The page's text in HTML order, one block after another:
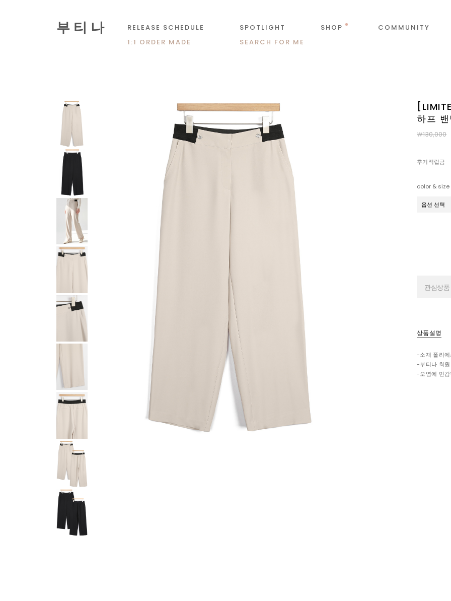
부 티 나 RELEASE SCHEDULE SPOTLIGHT SHOP
COMMUNITY
1:1 ORDER MADE
SEARCH FOR ME
하프
￦130,000
후기적립금
color & size
관심상품
상품설명
-소재 폴리
-부티나 회
-오염에 민감